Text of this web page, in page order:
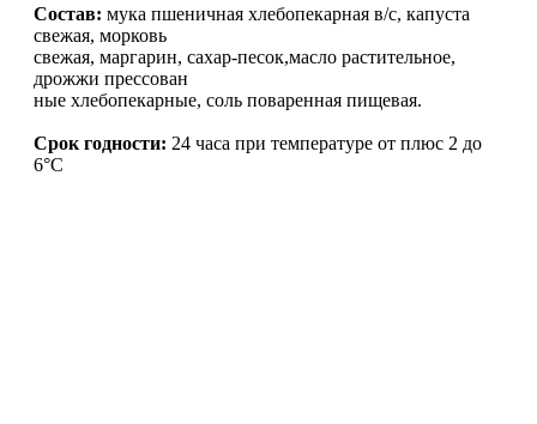
Состав: мука пшеничная хлебопекарная в/с, капуста
свежая, морковь
свежая, маргарин, сахар-песок,масло растительное,
дрожжи прессован
ные хлебопекарные, соль поваренная пищевая.
Срок годности: 24 часа при температуре от плюс 2 до
6°С